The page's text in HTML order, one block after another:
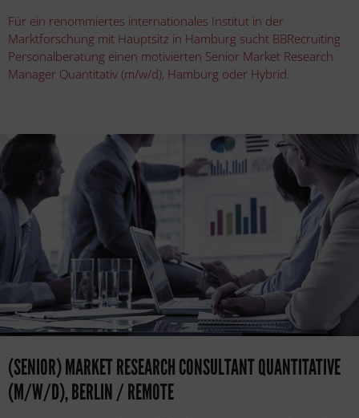
Für ein renommiertes internationales Institut in der
Marktforschung mit Hauptsitz in Hamburg sucht BBRecruiting
Personalberatung einen motivierten Senior Market Research
Manager Quantitativ (m/w/d), Hamburg oder Hybrid.
(SENIOR) MARKET RESEARCH CONSULTANT QUANTITATIVE
(M/W/D), BERLIN / REMOTE